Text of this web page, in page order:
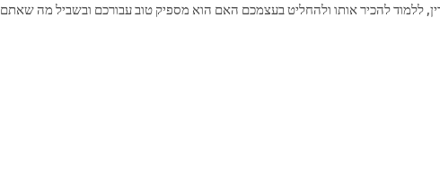
ללמוד להכיר אותו ולהחליט בעצמכם האם הוא מספיק טוב עבורכם ובשביל מה שאתם